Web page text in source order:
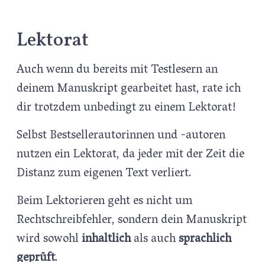
Lektorat
Auch wenn du bereits mit Testlesern an
deinem Manuskript gearbeitet hast, rate ich
dir trotzdem unbedingt zu einem Lektorat!
Selbst Bestsellerautorinnen und -autoren
nutzen ein Lektorat, da jeder mit der Zeit die
Distanz zum eigenen Text verliert.
Beim Lektorieren geht es nicht um
Rechtschreibfehler, sondern dein Manuskript
wird sowohlinhaltlichals auchsprachlich